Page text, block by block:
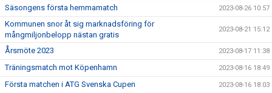
Säsongens första hemmamatch 2023-08-26 10:57
Kommunen snor åt sig marknadsföring för
mångmiljonbelopp nästan gratis
2023-08-21 15:12
Årsmöte 2023 2023-08-17 11:38
Träningsmatch mot Köpenhamn 2023-08-16 18:49
Första matchen i ATG Svenska Cupen 2023-08-16 18:03